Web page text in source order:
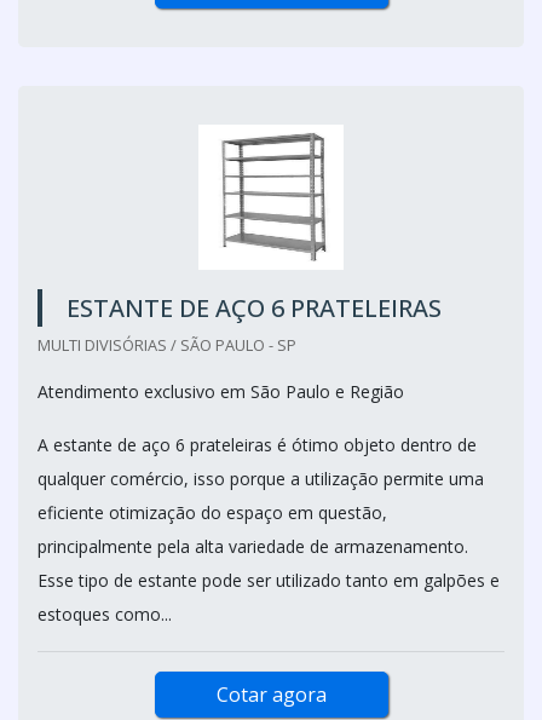
ESTANTE DE AÇO 6 PRATELEIRAS
MULTI DIVISÓRIAS / SÃO PAULO - SP
Atendimento exclusivo em São Paulo e Região
A estante de aço 6 prateleiras é ótimo objeto dentro de
qualquer comércio, isso porque a utilização permite uma
eficiente otimização do espaço em questão,
principalmente pela alta variedade de armazenamento.
Esse tipo de estante pode ser utilizado tanto em galpões e
estoques como...
Cotar agora